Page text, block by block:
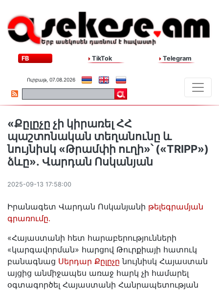
FB TikTok Telegram
Ուրբաթ, 07.08.2026
«Քըլըչը չի կիրառել ՀՀ
պաշտոնական տեղանունը և
նույնիսկ «Թրամփի ուղի»՝ («TRIPP»)
ձևը»․ Վարդան Ոսկանյան
2025-09-13 17:58:00
Իրանագետ Վարդան Ոսկանյանի թելեգրամյան
գրառումը․
«Հայաստանի հետ հարաբերությունների
«կարգավորման» հարցով Թուրքիայի հատուկ
բանագնաց Սերդար Քըլըչը նույնիսկ Հայաստան
այցից անմիջապես առաջ հարկ չի համարել
օգտագործել Հայաստանի Հանրապետության